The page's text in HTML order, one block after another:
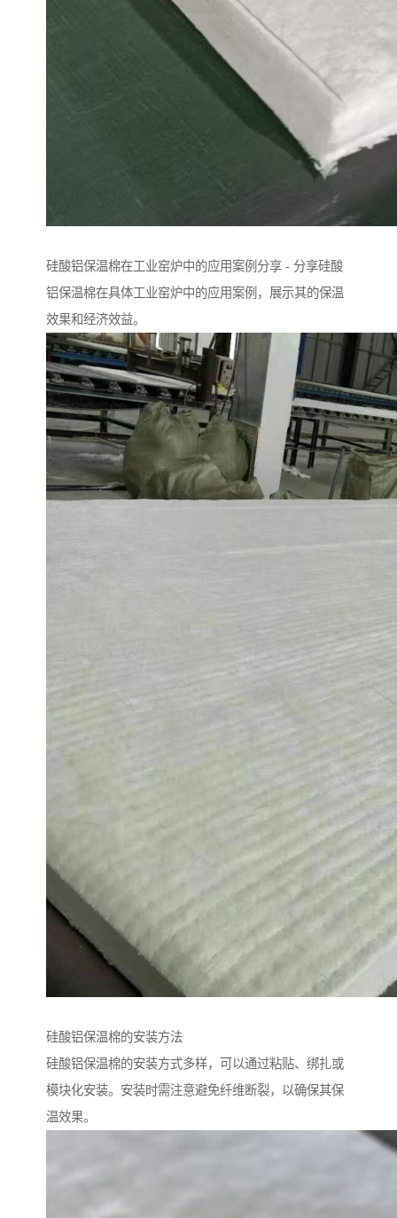
硅酸铝保温棉在工业窑炉中的应用案例分享 - 分享硅酸
铝保温棉在具体工业窑炉中的应用案例，展示其的保温
效果和经济效益。
硅酸铝保温棉的安装方法
硅酸铝保温棉的安装方式多样，可以通过粘贴、绑扎或
模块化安装。安装时需注意避免纤维断裂，以确保其保
温效果。